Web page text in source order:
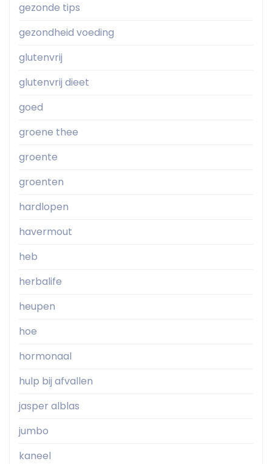
gezonde tips
gezondheid voeding
glutenvrij
glutenvrij dieet
goed
groene thee
groente
groenten
hardlopen
havermout
heb
herbalife
heupen
hoe
hormonaal
hulp bij afvallen
jasper alblas
jumbo
kaneel